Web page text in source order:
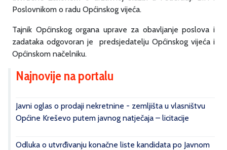
Poslovnikom o radu Općinskog vijeća.
Tajnik Općinskog organa uprave za obavljanje poslova i
zadataka odgovoran je predsjedatelju Općinskog vijeća i
Općinskom načelniku.
Najnovije na portalu
Javni oglas o prodaji nekretnine - zemljišta u vlasništvu
Općine Kreševo putem javnog natječaja – licitacije
Odluka o utvrđivanju konačne liste kandidata po Javnom